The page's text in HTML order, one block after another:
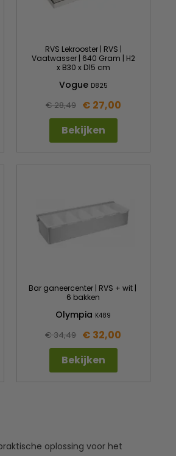
RVS Lekrooster | RVS |
Vaatwasser | 640 Gram | H2
x B30 x D15 cm
Vogue D825
€ 28,49 € 27,00
Bekijken
Bar ganeercenter | RVS + wit |
6 bakken
Olympia K489
€ 34,49 € 32,00
Bekijken
oplossing voor het